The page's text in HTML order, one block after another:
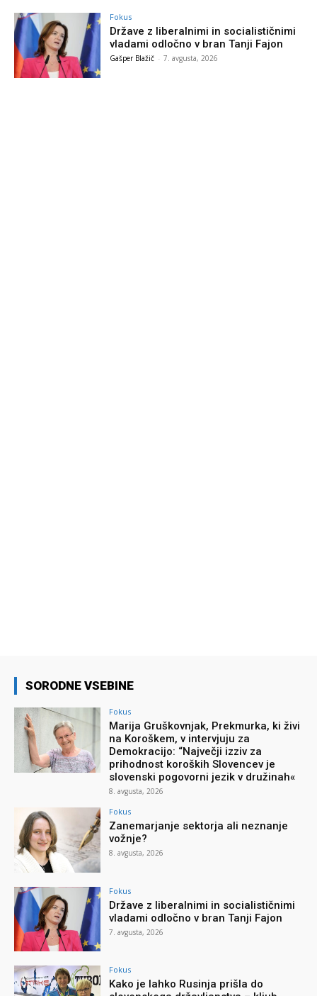
Fokus
Države z liberalnimi in socialističnimi
vladami odločno v bran Tanji Fajon
Gašper Blažič - 7. avgusta, 2026
SORODNE VSEBINE
Fokus
Marija Gruškovnjak, Prekmurka, ki živi
na Koroškem, v intervjuju za
Demokracijo: “Največji izziv za
prihodnost koroških Slovencev je
slovenski pogovorni jezik v družinah«
8. avgusta, 2026
Fokus
Zanemarjanje sektorja ali neznanje
vožnje?
8. avgusta, 2026
Fokus
Države z liberalnimi in socialističnimi
vladami odločno v bran Tanji Fajon
7. avgusta, 2026
Fokus
Kako je lahko Rusinja prišla do